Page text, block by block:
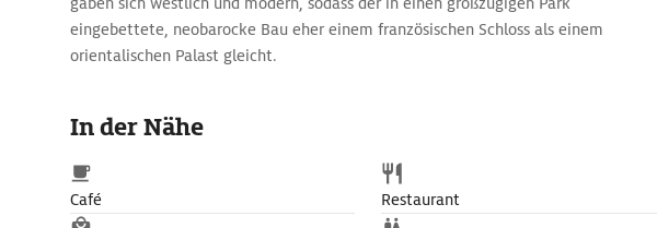
eingebettete, neobarocke Bau eher einem französischen Schloss als einem
orientalischen Palast gleicht.
kostbaren Teppichen ausgestattet. Für die Verzierungen wurden 14 t Blattgold
verarbeitet. Sind Besucher schon vom Treppenhaus und dem Festsaal im Harem
beeindruckt, kommen sie im Muayede-Festsaal aus dem Staunen nicht mehr
heraus. Er gilt als größter Ballsaal der Welt - und ist gewiss einer der prächtigsten.
In der Nähe
Café Restaurant